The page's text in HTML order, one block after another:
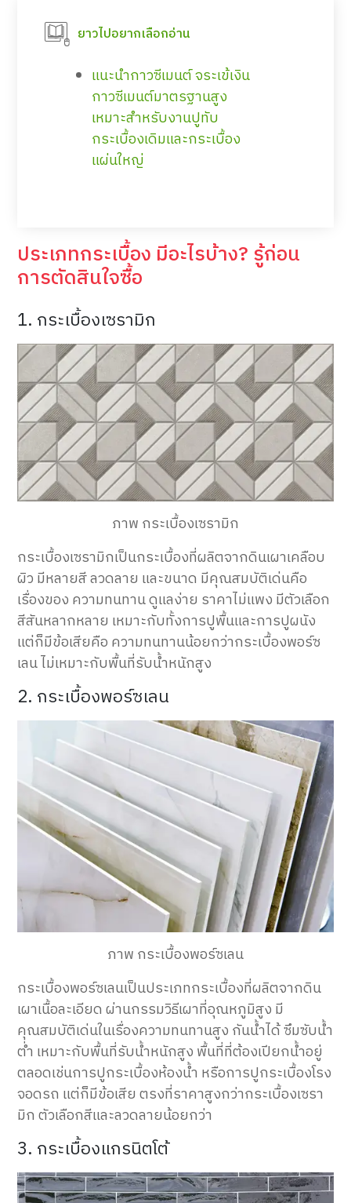
ยาวไปอยากเลือกอ่าน
แนะนำกาวซีเมนต์ จระเข้เงิน
กาวซีเมนต์มาตรฐานสูง
เหมาะสำหรับงานปูทับ
กระเบื้องเดิมและกระเบื้อง
แผ่นใหญ่
ประเภทกระเบื้อง มีอะไรบ้าง? รู้ก่อน
การตัดสินใจซื้อ
1. กระเบื้องเซรามิก
ภาพ กระเบื้องเซรามิก
กระเบื้องเซรามิกเป็นกระเบื้องที่ผลิตจากดินเผาเคลือบ
ผิว มีหลายสี ลวดลาย และขนาด มีคุณสมบัติเด่นคือ
เรื่องของ ความทนทาน ดูแลง่าย ราคาไม่แพง มีตัวเลือก
สีสันหลากหลาย เหมาะกับทั้งการปูพื้นและการปูผนัง
แต่ก็มีข้อเสียคือ ความทนทานน้อยกว่ากระเบื้องพอร์ซ
เลน ไม่เหมาะกับพื้นที่รับน้ำหนักสูง
2. กระเบื้องพอร์ซเลน
ภาพ กระเบื้องพอร์ซเลน
กระเบื้องพอร์ซเลนเป็นประเภทกระเบื้องที่ผลิตจากดิน
เผาเนื้อละเอียด ผ่านกรรมวิธีเผาที่อุณหภูมิสูง มี
คุณสมบัติเด่นในเรื่องความทนทานสูง กันน้ำได้ ซึมซับน้ำ
ต่ำ เหมาะกับพื้นที่รับน้ำหนักสูง พื้นที่ที่ต้องเปียกน้ำอยู่
ตลอดเช่นการปูกระเบื้องห้องน้ำ หรือการปูกระเบื้องโรง
จอดรถ แต่ก็มีข้อเสีย ตรงที่ราคาสูงกว่ากระเบื้องเซรา
มิก ตัวเลือกสีและลวดลายน้อยกว่า
3. กระเบื้องแกรนิตโต้